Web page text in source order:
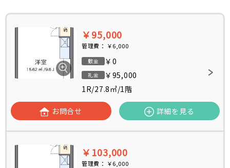
￥95,000
管理費： ￥6,000
敷金 ￥0
礼金
￥95,000
1R/27.8㎡/1階
お問合せ 詳細を見る
￥103,000
管理費： ￥6,000